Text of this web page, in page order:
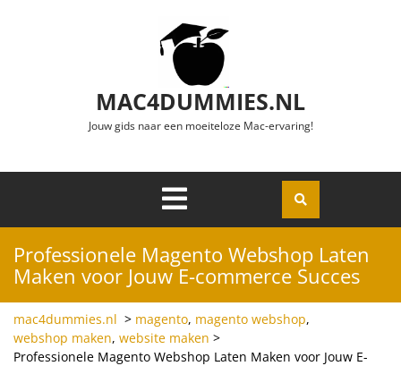
MAC4DUMMIES.NL
Jouw gids naar een moeiteloze Mac-ervaring!
Openen
Professionele Magento Webshop Laten
Maken voor Jouw E-commerce Succes
mac4dummies.nl > magento, magento webshop,
webshop maken, website maken >
Professionele Magento Webshop Laten Maken voor Jouw E-